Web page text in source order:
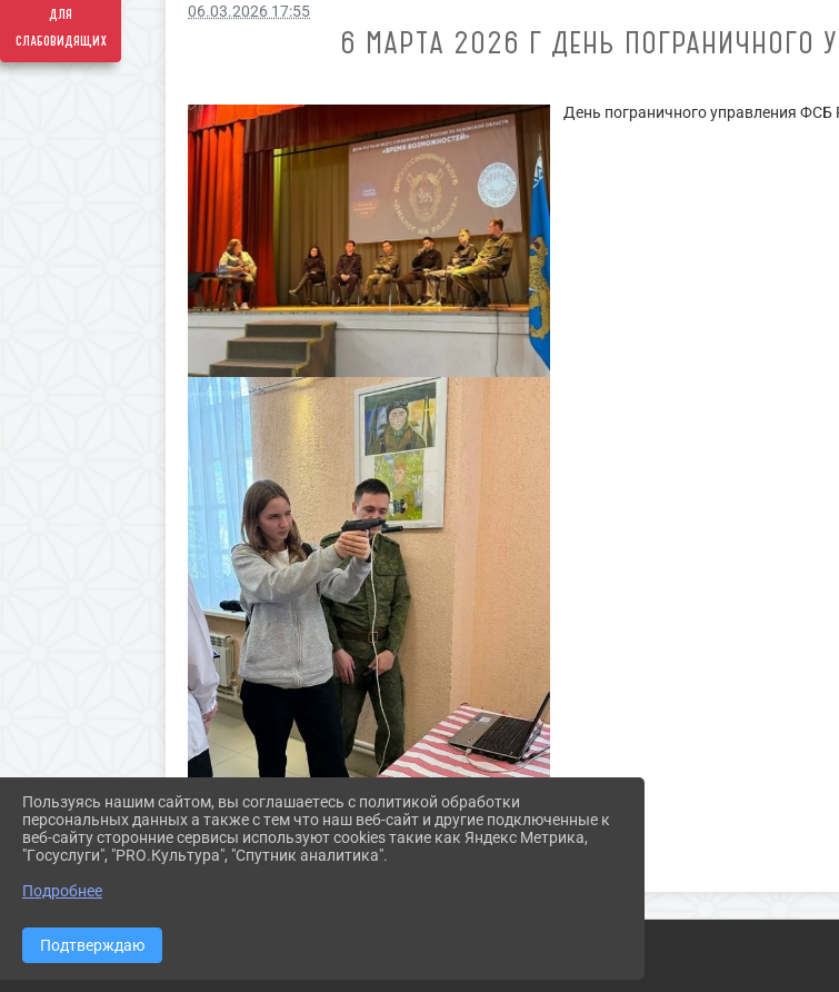
для
слабовидящих
06.03.2026 17:55
6 МАРТА 2026 Г ДЕНЬ ПОГРАНИЧНОГО
День пограничного управления ФСБ
Пользуясь нашим сайтом, вы соглашаетесь с политикой обработки
персональных данных а также с тем что наш веб-сайт и другие подключенные к
веб-сайту сторонние сервисы используют cookies такие как Яндекс Метрика,
"Госуслуги", "PRO.Культура", "Спутник аналитика".
Подробнее
Подтверждаю